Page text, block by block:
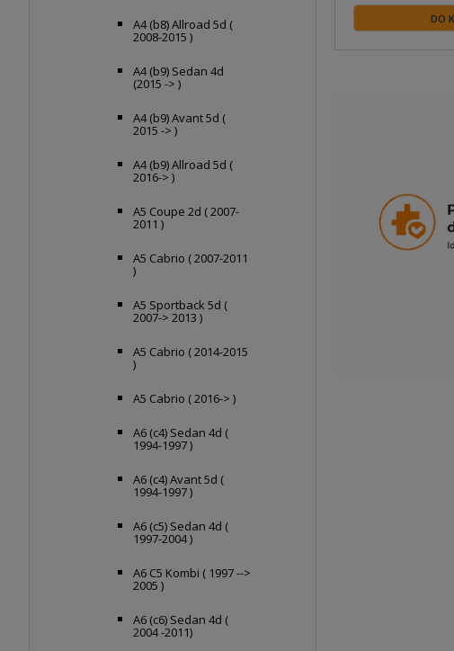
A4 (b8) Allroad 5d (
2008-2015 )
A4 (b9) Sedan 4d
(2015 -> )
A4 (b9) Avant 5d (
2015 -> )
A4 (b9) Allroad 5d (
2016-> )
A5 Coupe 2d ( 2007-
2011 )
A5 Cabrio ( 2007-2011
)
A5 Sportback 5d (
2007-> 2013 )
A5 Cabrio ( 2014-2015
)
A5 Cabrio ( 2016-> )
A6 (c4) Sedan 4d (
1994-1997 )
A6 (c4) Avant 5d (
1994-1997 )
A6 (c5) Sedan 4d (
1997-2004 )
A6 C5 Kombi ( 1997 -->
2005 )
A6 (c6) Sedan 4d (
2004 -2011)
DO